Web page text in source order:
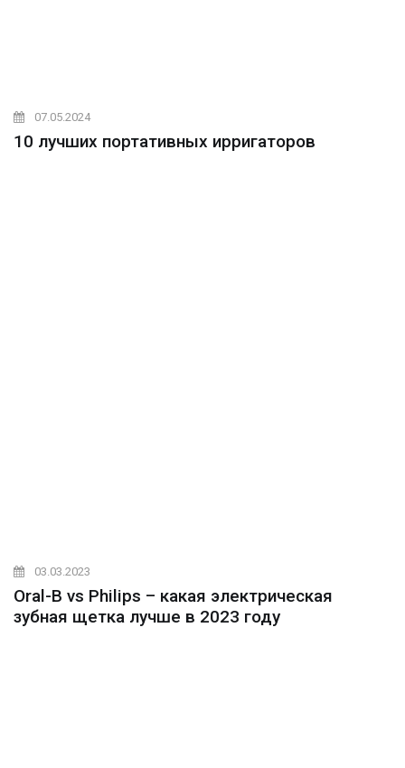
07.05.2024
10 лучших портативных ирригаторов
03.03.2023
Oral-B vs Philips – какая электрическая
зубная щетка лучше в 2023 году